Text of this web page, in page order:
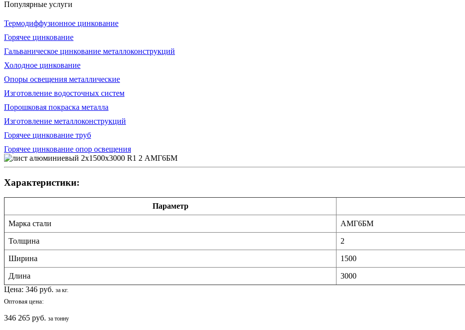
Популярные услуги
Термодиффузионное цинкование
Горячее цинкование
Гальваническое цинкование металлоконструкций
Холодное цинкование
Опоры освещения металлические
Изготовление водосточных систем
Порошковая покраска металла
Изготовление металлоконструкций
Горячее цинкование труб
Горячее цинкование опор освещения
Характеристики:
Параметр
Марка стали АМГ6БМ
Толщина 2
Ширина 1500
Длина
3000
Цена: 346 руб. за кг.
Оптовая цена:
346 265 руб. за тонну